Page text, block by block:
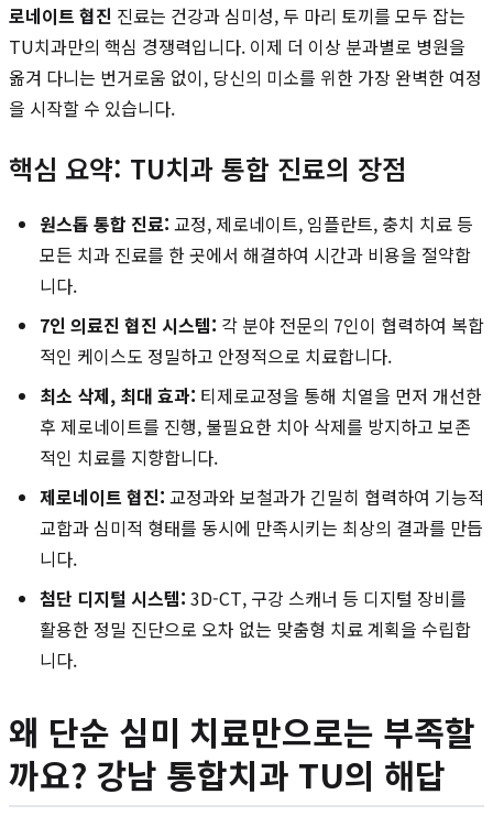
로네이트 협진 진료는 건강과 심미성, 두 마리 토끼를 모두 잡는
TU치과만의 핵심 경쟁력입니다. 이제 더 이상 분과별로 병원을
옮겨 다니는 번거로움 없이, 당신의 미소를 위한 가장 완벽한 여정
을 시작할 수 있습니다.
핵심 요약: TU치과 통합 진료의 장점
원스톱 통합 진료: 교정, 제로네이트, 임플란트, 충치 치료 등
모든 치과 진료를 한 곳에서 해결하여 시간과 비용을 절약합
니다.
7인 의료진 협진 시스템: 각 분야 전문의 7인이 협력하여 복합
적인 케이스도 정밀하고 안정적으로 치료합니다.
최소 삭제, 최대 효과: 티제로교정을 통해 치열을 먼저 개선한
후 제로네이트를 진행, 불필요한 치아 삭제를 방지하고 보존
적인 치료를 지향합니다.
제로네이트 협진: 교정과와 보철과가 긴밀히 협력하여 기능적
교합과 심미적 형태를 동시에 만족시키는 최상의 결과를 만듭
니다.
첨단 디지털 시스템: 3D-CT, 구강 스캐너 등 디지털 장비를
활용한 정밀 진단으로 오차 없는 맞춤형 치료 계획을 수립합
니다.
왜 단순 심미 치료만으로는 부족할
까요? 강남 통합치과 TU의 해답